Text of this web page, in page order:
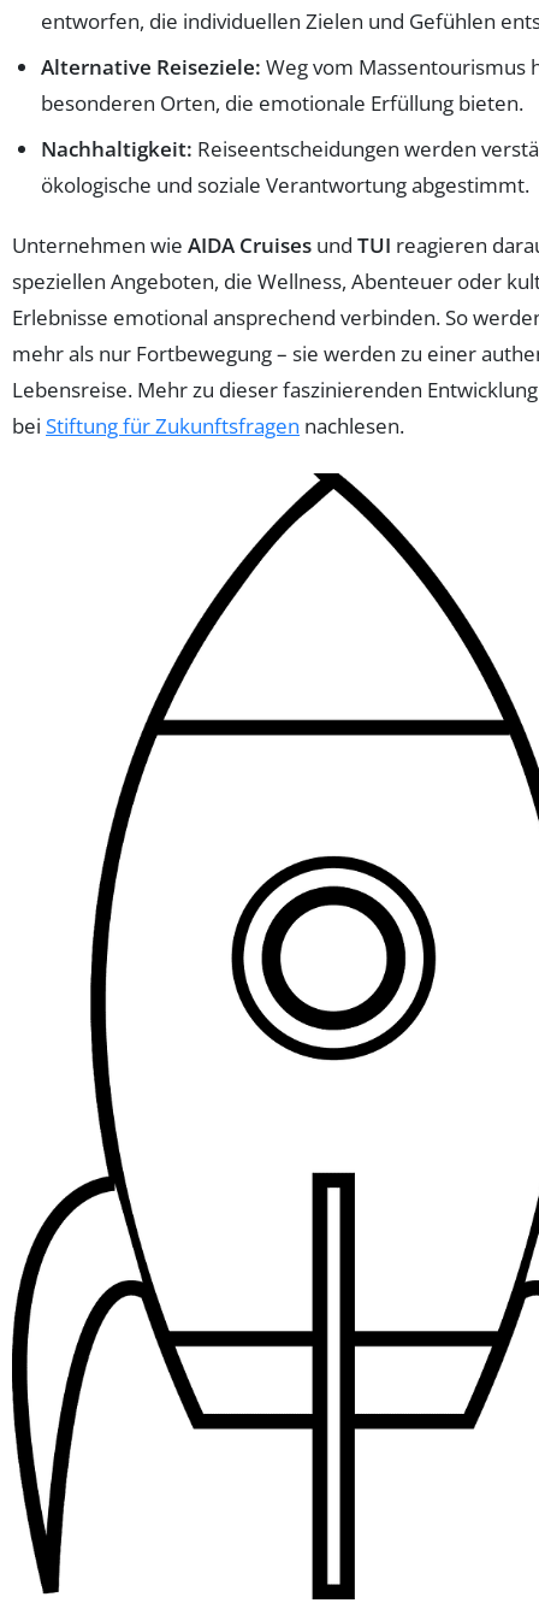
entworfen, die individuellen Zielen und Gefühlen
Alternative Reiseziele: Weg vom Massentourismus
besonderen Orten, die emotionale Erfüllung bieten.
Nachhaltigkeit: Reiseentscheidungen werden
ökologische und soziale Verantwortung abgestimmt.
Unternehmen wie AIDA Cruises und TUI reagieren
speziellen Angeboten, die Wellness, Abenteuer oder
Erlebnisse emotional ansprechend verbinden. So
mehr als nur Fortbewegung – sie werden zu einer
Lebensreise. Mehr zu dieser faszinierenden
bei Stiftung für Zukunftsfragen nachlesen.